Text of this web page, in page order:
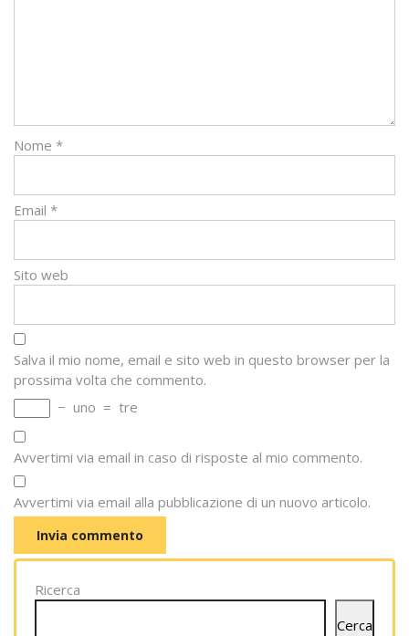
Nome *
Email *
Sito web
Salva il mio nome, email e sito web in questo browser per la
prossima volta che commento.
− uno = tre
Avvertimi via email in caso di risposte al mio commento.
Avvertimi via email alla pubblicazione di un nuovo articolo.
Ricerca
Cerca